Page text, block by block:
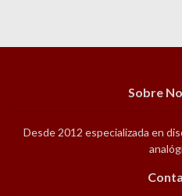
Sobre
Desde 2012 especializada en